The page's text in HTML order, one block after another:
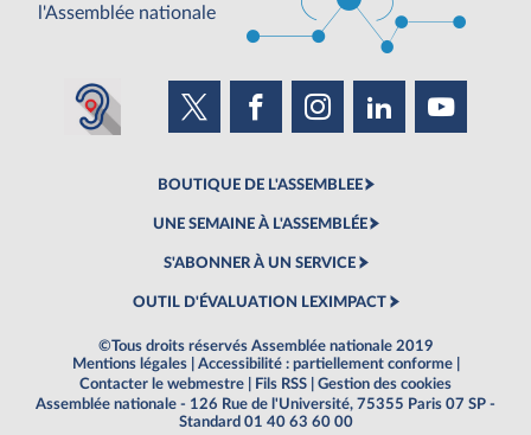
l'Assemblée nationale
BOUTIQUE DE L'ASSEMBLEE
UNE SEMAINE À L'ASSEMBLÉE
S'ABONNER À UN SERVICE
OUTIL D'ÉVALUATION LEXIMPACT
©Tous droits réservés Assemblée nationale 2019
Mentions légales
Accessibilité : partiellement conforme
Contacter le webmestre
Fils RSS
Gestion des cookies
Assemblée nationale - 126 Rue de l'Université, 75355 Paris 07 SP -
Standard 01 40 63 60 00